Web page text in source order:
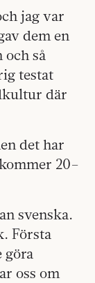
jag var
dem en
och så
testat
där
det har
20–
svenska.
Första
göra
oss om